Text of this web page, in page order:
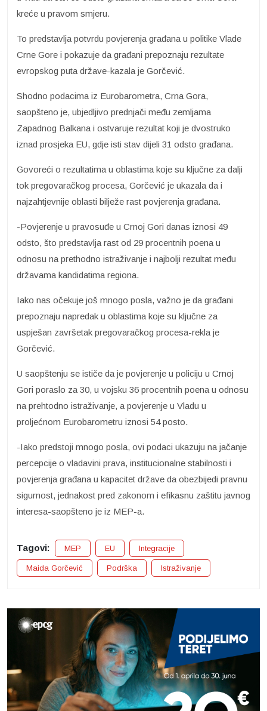
kreće u pravom smjeru.
To predstavlja potvrdu povjerenja građana u politike Vlade
Crne Gore i pokazuje da građani prepoznaju rezultate
evropskog puta države-kazala je Gorčević.
Shodno podacima iz Eurobarometra, Crna Gora,
saopšteno je, ubjedljivo prednjači među zemljama
Zapadnog Balkana i ostvaruje rezultat koji je dvostruko
iznad prosjeka EU, gdje isti stav dijeli 31 odsto građana.
Govoreći o rezultatima u oblastima koje su ključne za dalji
tok pregovaračkog procesa, Gorčević je ukazala da i
najzahtjevnije oblasti bilježe rast povjerenja građana.
-Povjerenje u pravosuđe u Crnoj Gori danas iznosi 49
odsto, što predstavlja rast od 29 procentnih poena u
odnosu na prethodno istraživanje i najbolji rezultat među
državama kandidatima regiona.
Iako nas očekuje još mnogo posla, važno je da građani
prepoznaju napredak u oblastima koje su ključne za
uspješan završetak pregovaračkog procesa-rekla je
Gorčević.
U saopštenju se ističe da je povjerenje u policiju u Crnoj
Gori poraslo za 30, u vojsku 36 procentnih poena u odnosu
na prehtodno istraživanje, a povjerenje u Vladu u
proljećnom Eurobarometru iznosi 54 posto.
-Iako predstoji mnogo posla, ovi podaci ukazuju na jačanje
percepcije o vladavini prava, institucionalne stabilnosti i
povjerenja građana u kapacitet države da obezbijedi pravnu
sigurnost, jednakost pred zakonom i efikasnu zaštitu javnog
interesa-saopšteno je iz MEP-a.
Tagovi: MEP EU Integracije
Maida Gorčević Podrška Istraživanje